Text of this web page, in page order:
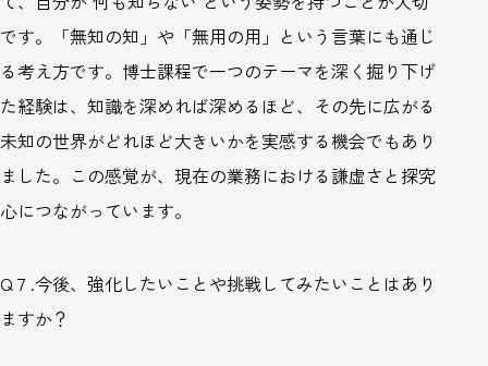
です。「無知の知」や「無用の用」という言葉にも通じ
る考え方です。博士課程で一つのテーマを深く掘り下げ
た経験は、知識を深めれば深めるほど、その先に広がる
未知の世界がどれほど大きいかを実感する機会でもあり
ました。この感覚が、現在の業務における謙虚さと探究
心につながっています。
Q７ .今後、 強化したいことや挑戦してみたいことはあり
ますか？